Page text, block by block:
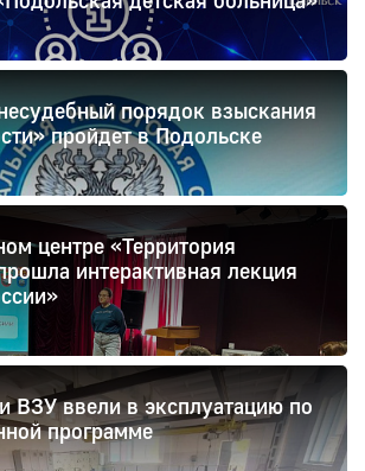
порядок взыскания
пройдет в Подольске
центре «Территория
интерактивная лекция
ВЗУ ввели в эксплуатацию по
программе